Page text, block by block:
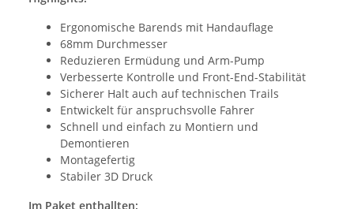
Ergonomische Barends mit Handauflage
68mm Durchmesser
Reduzieren Ermüdung und Arm-Pump
Verbesserte Kontrolle und Front-End-Stabilität
Sicherer Halt auch auf technischen Trails
Entwickelt für anspruchsvolle Fahrer
Schnell und einfach zu Montiern und
Demontieren
Montagefertig
Stabiler 3D Druck
Im Paket enthallten: